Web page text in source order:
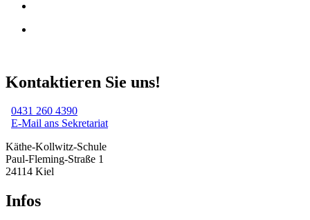
Kontaktieren Sie uns!
0431 260 4390
E-Mail ans Sekretariat
Käthe-Kollwitz-Schule
Paul-Fleming-Straße 1
24114 Kiel
Infos